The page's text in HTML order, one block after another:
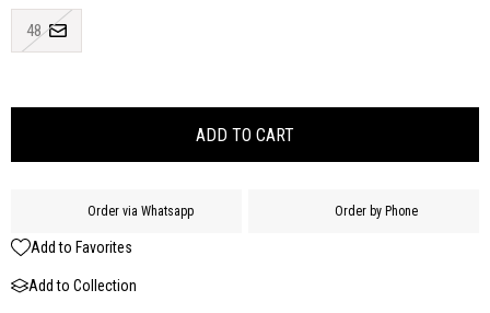
48
Order via Whatsapp Order by Phone
Add to Favorites
Add to Collection